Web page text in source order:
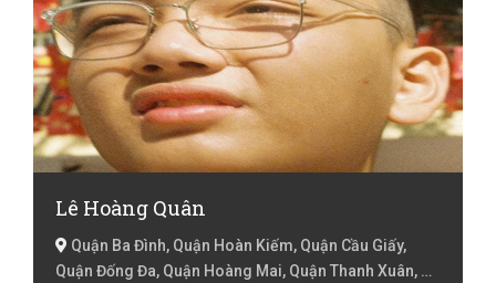
Lê Hoàng Quân
Quận Ba Đình, Quận Hoàn Kiếm, Quận Cầu Giấy,
Quận Đống Đa, Quận Hoàng Mai, Quận Thanh Xuân, Hà